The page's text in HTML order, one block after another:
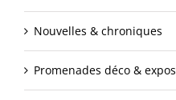
Nouvelles & chroniques
Promenades déco & expos